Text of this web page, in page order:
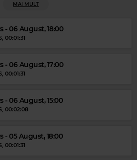
MAI MULT
- 06 August, 18:00
, 00:01:31
- 06 August, 17:00
, 00:01:31
- 06 August, 15:00
, 00:02:08
- 05 August, 18:00
, 00:01:31